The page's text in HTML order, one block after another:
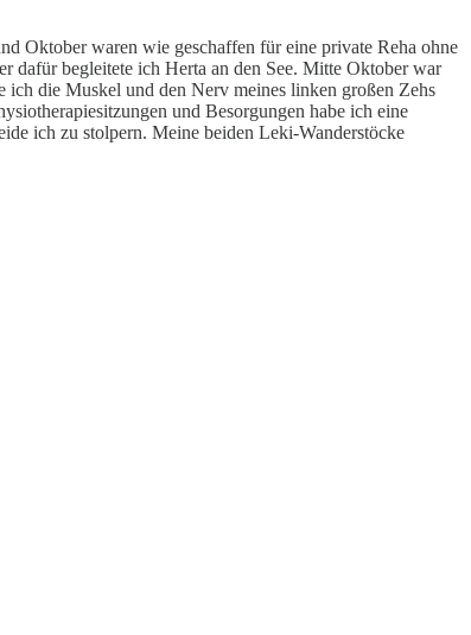
Oktober waren wie geschaffen für eine private Reha ohne
dafür begleitete ich Herta an den See. Mitte Oktober war
ich die Muskel und den Nerv meines linken großen Zehs
und Besorgungen habe ich eine
ich zu stolpern. Meine beiden Leki-Wanderstöcke